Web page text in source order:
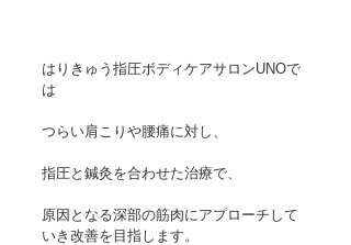
はりきゅう指圧ボディケアサロンUNOで
は
つらい肩こりや腰痛に対し、
指圧と鍼灸を合わせた治療で、
原因となる深部の筋肉にアプローチして
いき改善を目指します。